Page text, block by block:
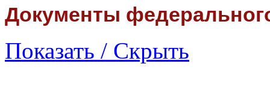
Документы
Показать / Скрыть